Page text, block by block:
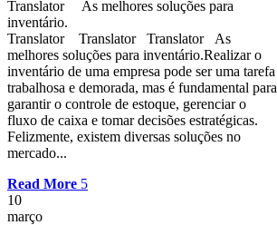
Translator As melhores soluções para
inventário.
Translator Translator Translator As
melhores soluções para inventário.Realizar o
inventário de uma empresa pode ser uma tarefa
trabalhosa e demorada, mas é fundamental para
garantir o controle de estoque, gerenciar o
fluxo de caixa e tomar decisões estratégicas.
Felizmente, existem diversas soluções no
mercado...
Read More
10
março